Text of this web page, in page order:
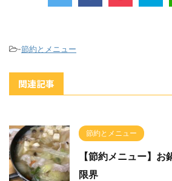
-節約とメニュー
関連記事
節約とメニュー
【節約メニュー】
限界